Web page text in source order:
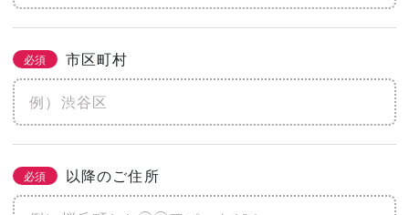
機能
省エネ・エコ
防音
そのほかのこだわりを見る
必須 市区町村
必須 以降のご住所